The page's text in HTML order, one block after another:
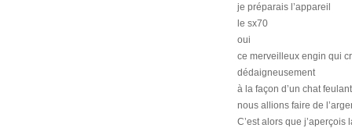
je préparais l’appareil
le sx70
oui
ce merveilleux engin qui
dédaigneusement
à la façon d’un chat
nous allions faire de
C’est alors que j’aperçois